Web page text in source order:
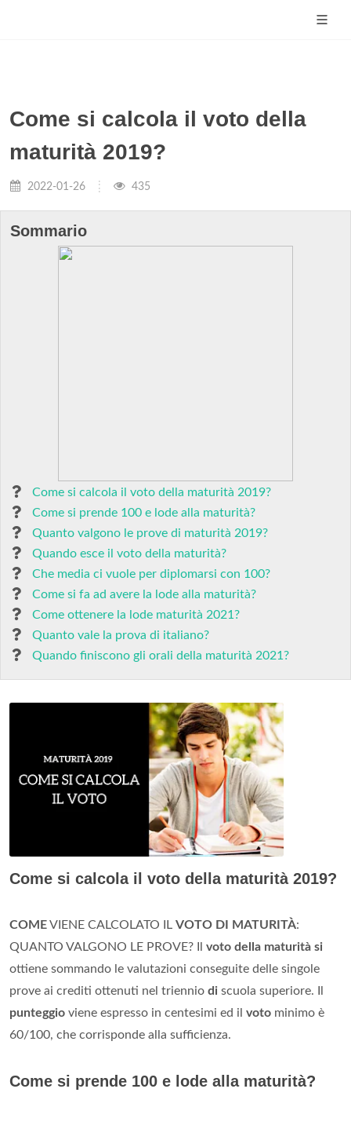
Come si calcola il voto della
maturità 2019?
2022-01-26 435
Sommario
Come si calcola il voto della maturità 2019?
Come si prende 100 e lode alla maturità?
Quanto valgono le prove di maturità 2019?
Quando esce il voto della maturità?
Che media ci vuole per diplomarsi con 100?
Come si fa ad avere la lode alla maturità?
Come ottenere la lode maturità 2021?
Quanto vale la prova di italiano?
Quando finiscono gli orali della maturità 2021?
Come si calcola il voto della maturità 2019?
COMEVIENE CALCOLATO IL VOTO DI MATURITÀ:
QUANTO VALGONO LE PROVE? Il voto della maturità si
ottiene sommando le valutazioni conseguite delle singole
prove ai crediti ottenuti nel triennio di scuola superiore. Il
punteggio viene espresso in centesimi ed il voto minimo è
60/100, che corrisponde alla sufficienza.
Come si prende 100 e lode alla maturità?